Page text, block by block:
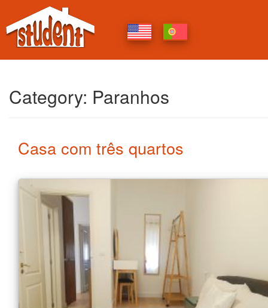
Category: Paranhos
Casa com três quartos